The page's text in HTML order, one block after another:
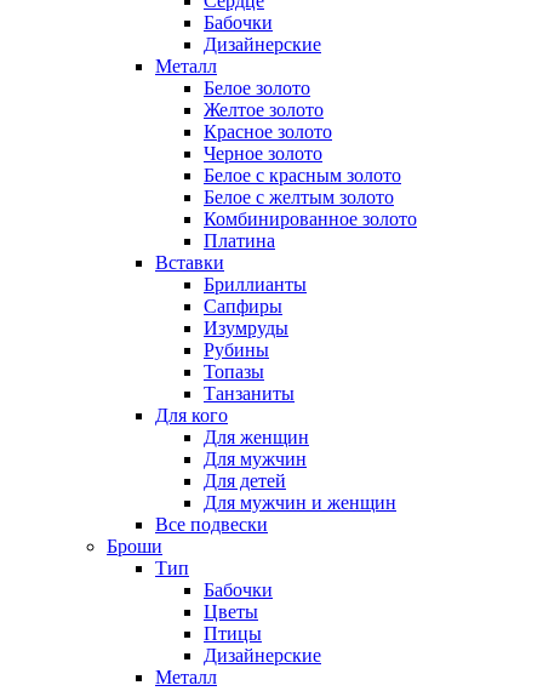
Бабочки
Дизайнерские
Металл
Белое золото
Желтое золото
Красное золото
Черное золото
Белое с красным золото
Белое с желтым золото
Комбинированное золото
Платина
Вставки
Бриллианты
Сапфиры
Изумруды
Рубины
Топазы
Танзаниты
Для кого
Для женщин
Для мужчин
Для детей
Для мужчин и женщин
Все подвески
Броши
Тип
Бабочки
Цветы
Птицы
Дизайнерские
Металл